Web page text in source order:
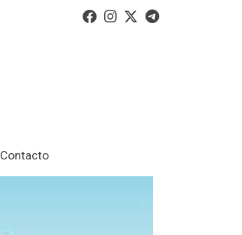
Contacto